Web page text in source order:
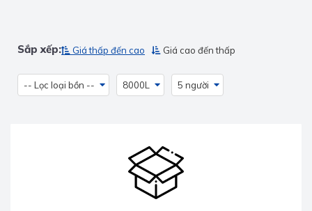
Sắp xếp: Giá thấp đến cao Giá cao đến thấp
-- Lọc loại bồn -- 8000L 5 người